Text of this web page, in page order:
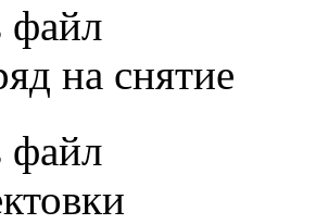
файл
на снятие
файл